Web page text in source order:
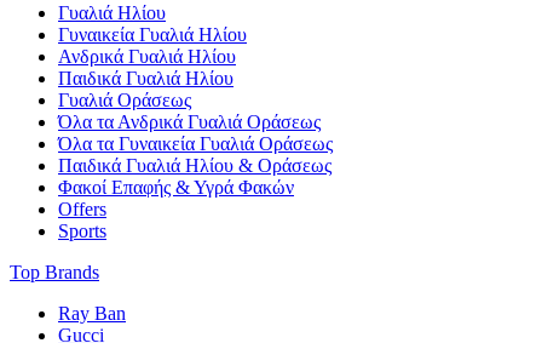
Γυαλιά Ηλίου
Γυναικεία Γυαλιά Ηλίου
Ανδρικά Γυαλιά Ηλίου
Παιδικά Γυαλιά Ηλίου
Γυαλιά Οράσεως
Όλα τα Ανδρικά Γυαλιά Οράσεως
Όλα τα Γυναικεία Γυαλιά Οράσεως
Παιδικά Γυαλιά Ηλίου & Οράσεως
Φακοί Επαφής & Υγρά Φακών
Offers
Sports
Top Brands
Ray Ban
Gucci